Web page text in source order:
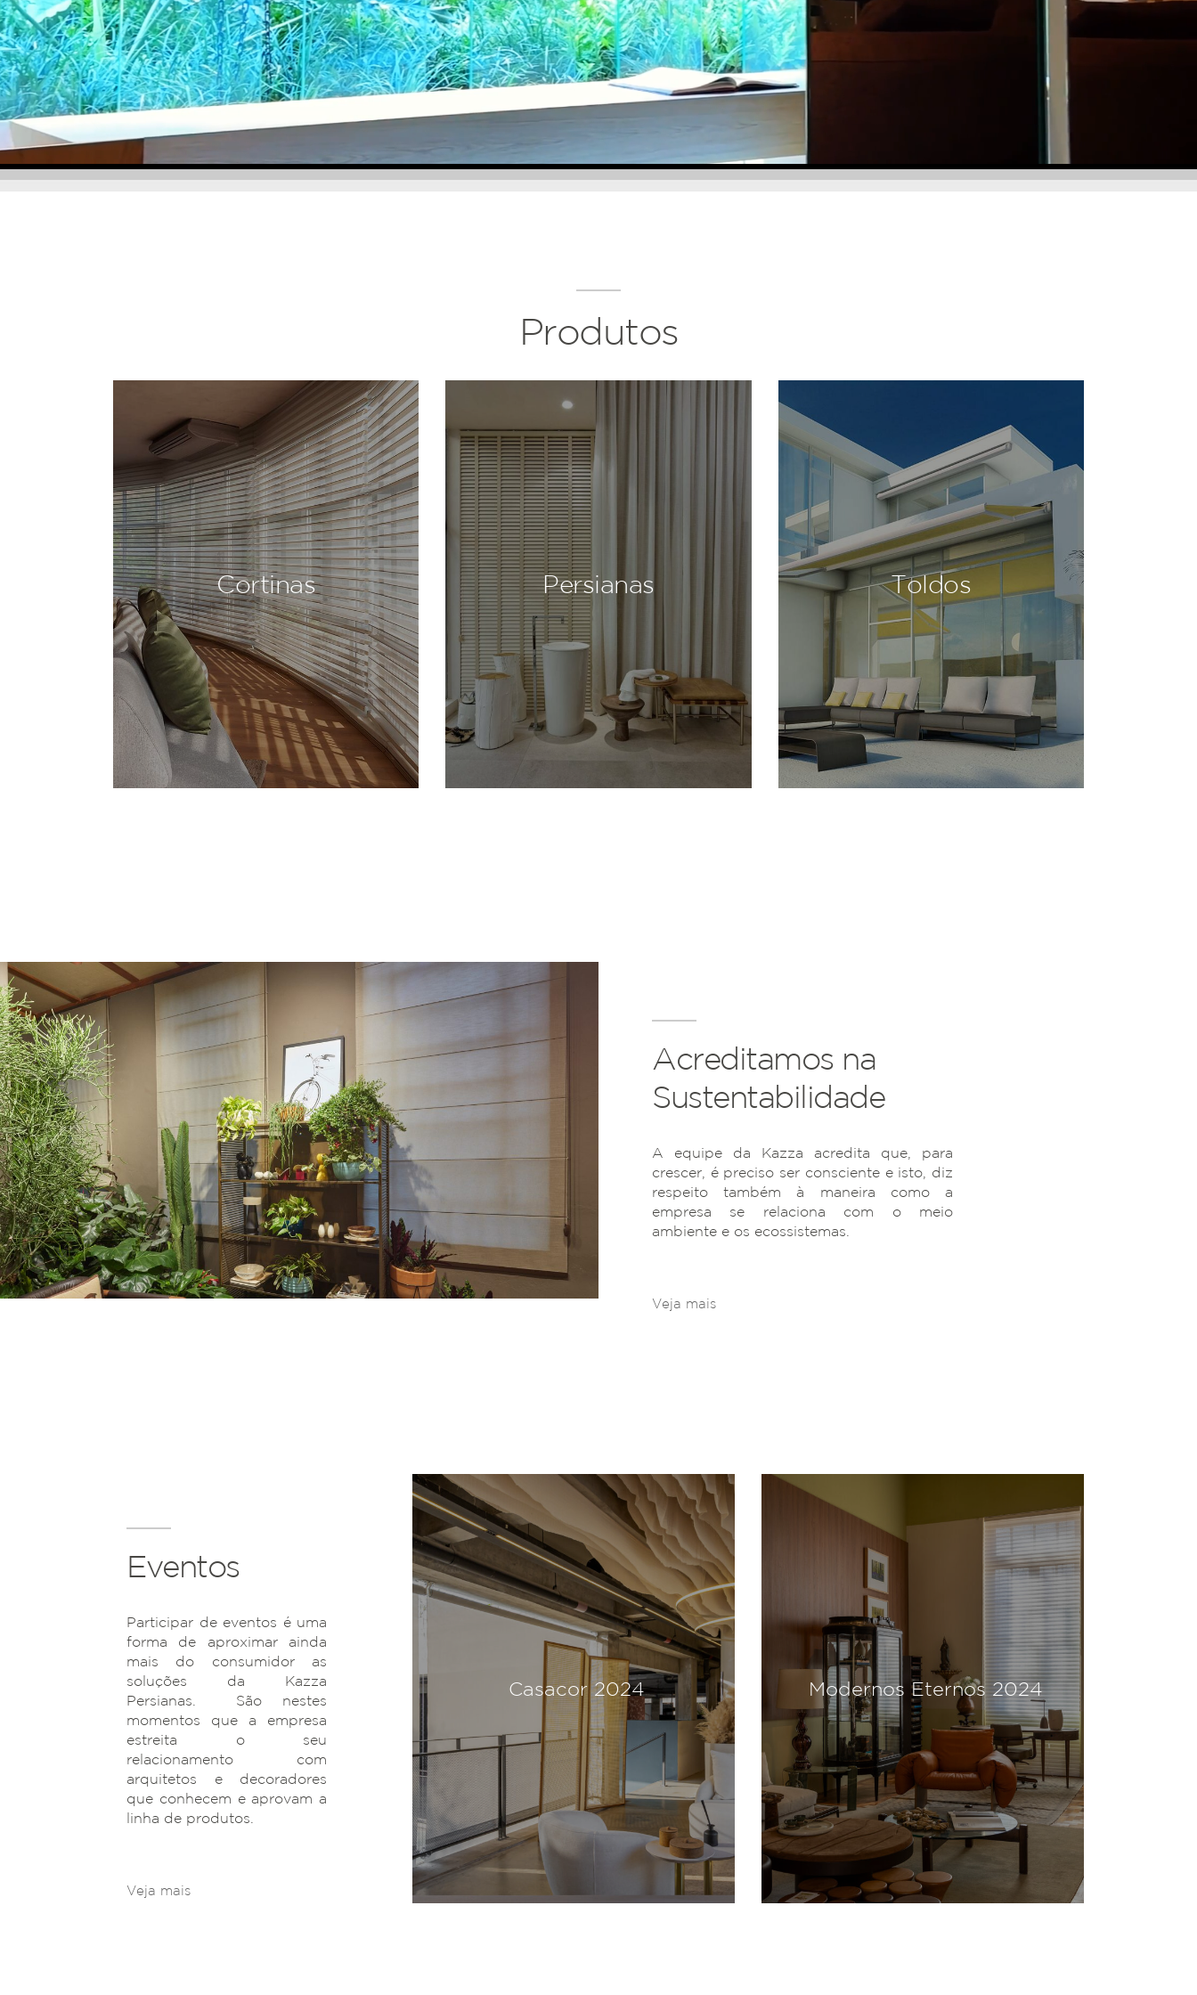
Produtos
Cortinas Persianas Toldos
Acreditamos na
Sustentabilidade
A equipe da Kazza acredita que, para
crescer, é preciso ser consciente e isto, diz
respeito também à maneira como a
empresa se relaciona com o meio
ambiente e os ecossistemas.
Veja mais
Eventos
Participar de eventos é uma
forma de aproximar ainda
mais do consumidor as
soluções da Kazza
Persianas. São nestes
momentos que a empresa
estreita o seu
relacionamento com
arquitetos e decoradores
que conhecem e aprovam a
linha de produtos.
Veja mais
Casacor 2024 Modernos Eternos 2024